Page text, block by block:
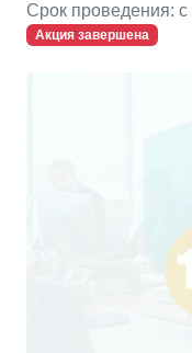
Срок проведения:
Акция завершена